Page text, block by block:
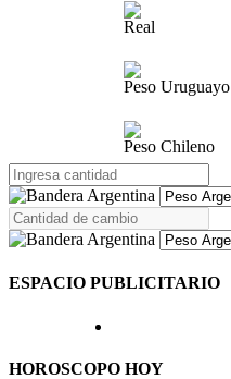
Real
Peso Uruguayo
Peso Chileno
ESPACIO PUBLICITARIO
HOROSCOPO HOY